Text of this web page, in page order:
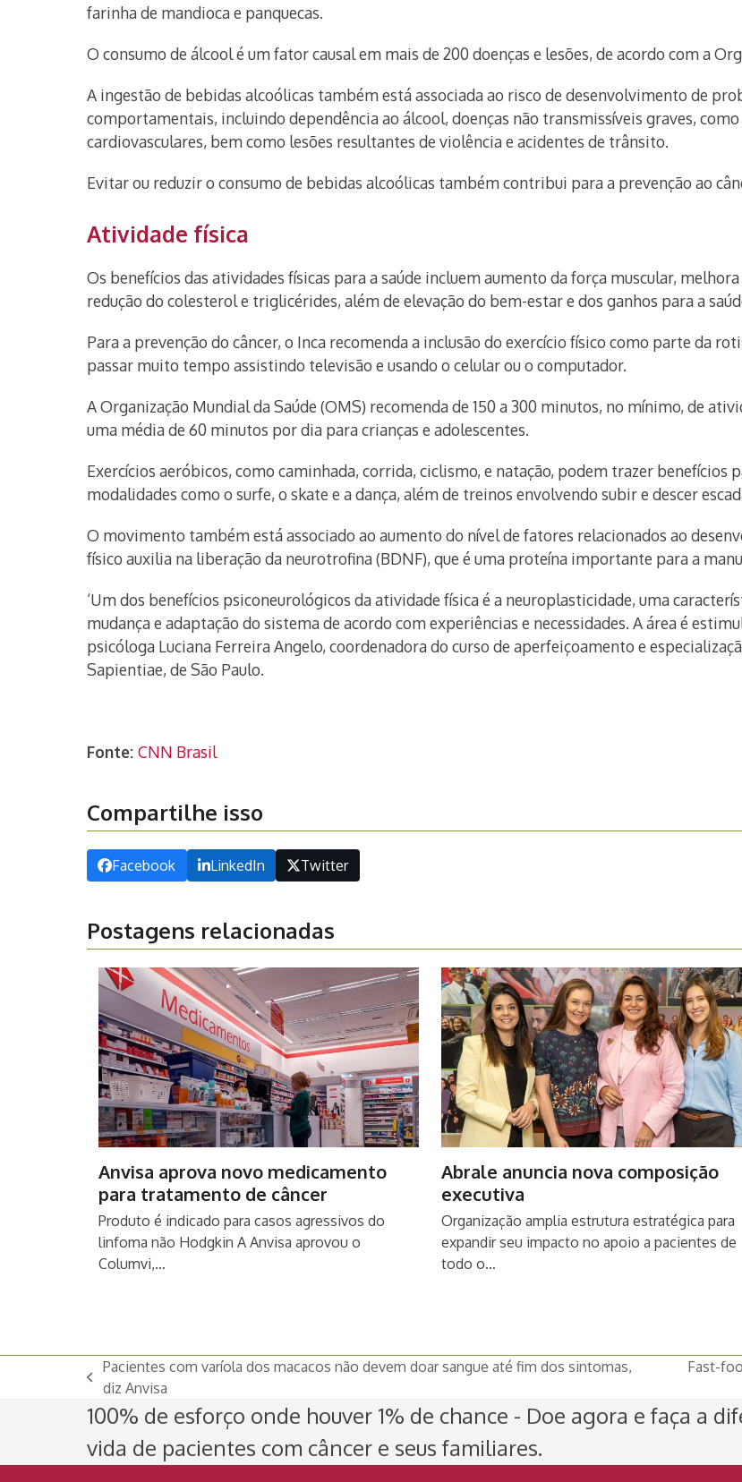
farinha de mandioca e panquecas.
O consumo de álcool é um fator causal em mais de 200 doenças e lesões, de acordo com a
A ingestão de bebidas alcoólicas também está associada ao risco de desenvolvimento de
comportamentais, incluindo dependência ao álcool, doenças não transmissíveis graves,
cardiovasculares, bem como lesões resultantes de violência e acidentes de trânsito.
Evitar ou reduzir o consumo de bebidas alcoólicas também contribui para a prevenção ao
Atividade física
Os benefícios das atividades físicas para a saúde incluem aumento da força muscular,
redução do colesterol e triglicérides, além de elevação do bem-estar e dos ganhos para a
Para a prevenção do câncer, o Inca recomenda a inclusão do exercício físico como parte da
passar muito tempo assistindo televisão e usando o celular ou o computador.
A Organização Mundial da Saúde (OMS) recomenda de 150 a 300 minutos, no mínimo, de
uma média de 60 minutos por dia para crianças e adolescentes.
Exercícios aeróbicos, como caminhada, corrida, ciclismo, e natação, podem trazer benefícios
modalidades como o surfe, o skate e a dança, além de treinos envolvendo subir e descer
O movimento também está associado ao aumento do nível de fatores relacionados ao
físico auxilia na liberação da neurotrofina (BDNF), que é uma proteína importante para a
‘Um dos benefícios psiconeurológicos da atividade física é a neuroplasticidade, uma
mudança e adaptação do sistema de acordo com experiências e necessidades. A área é
psicóloga Luciana Ferreira Angelo, coordenadora do curso de aperfeiçoamento e
Sapientiae, de São Paulo.
Fonte: CNN Brasil
Compartilhe isso
Facebook LinkedIn Twitter
Postagens relacionadas
Anvisa aprova novo medicamento
para tratamento de câncer
Produto é indicado para casos agressivos do
linfoma não Hodgkin A Anvisa aprovou o
Columvi,…
Abrale anuncia nova composição
executiva
Organização amplia estrutura estratégica para
expandir seu impacto no apoio a pacientes de
todo o…
previous
post:
Pacientes com varíola dos macacos não devem doar sangue até fim dos sintomas,
diz Anvisa
post:
Fast-
100% de esforço onde houver 1% de chance - Doe agora e faça a
vida de pacientes com câncer e seus familiares.